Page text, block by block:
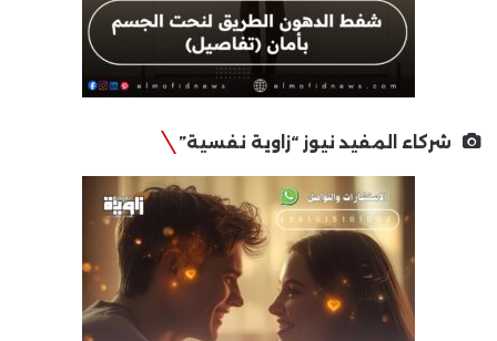
شركاء المفيد نيوز “زاوية نفسية”